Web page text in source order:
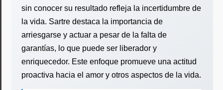
sin conocer su resultado refleja la incertidumbre de
la vida. Sartre destaca la importancia de
arriesgarse y actuar a pesar de la falta de
garantías, lo que puede ser liberador y
enriquecedor. Este enfoque promueve una actitud
proactiva hacia el amor y otros aspectos de la vida.